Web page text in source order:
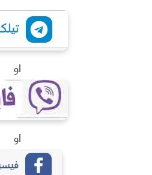
او
او